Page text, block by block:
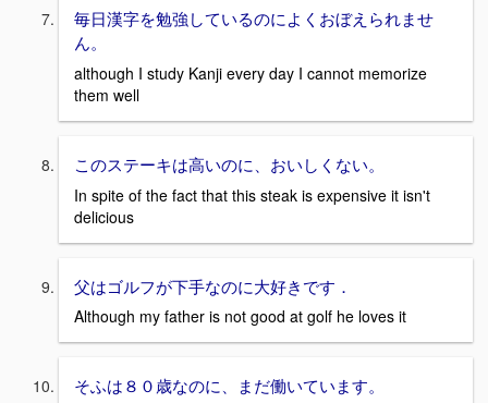
毎日漢字を勉強しているのによくおぼえられませ
ん。
although I study Kanji every day I cannot memorize
them well
このステーキは高いのに、おいしくない。
In spite of the fact that this steak is expensive it isn't
delicious
父はゴルフが下手なのに大好きです．
Although my father is not good at golf he loves it
そふは８０歳なのに、まだ働いています。